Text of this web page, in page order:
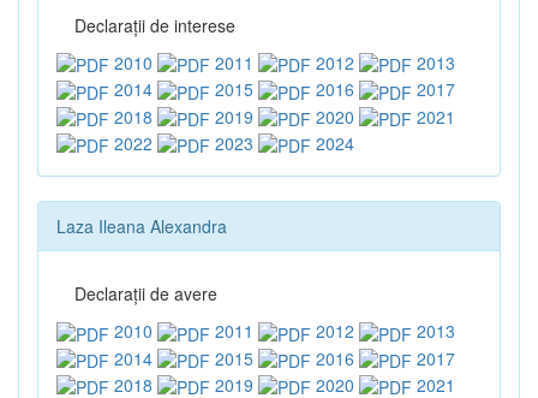
Declaraţii de interese
2010
2011 2012
2013
2014
2015 2016
2017
2018
2019 2020
2021
2022
2023 2024
Laza Ileana Alexandra
Declaraţii de avere
2010
2011 2012
2013
2014
2015 2016
2017
2018
2019 2020
2021